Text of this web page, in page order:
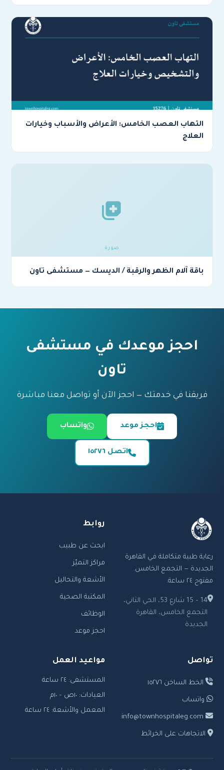
التهاب العصب الخامس: الأعراض والأسباب وخيارات
العلاج
باقة آلام الظهر والرقبة / الديسك — مستشفى تاون
احجز موعدك في مستشفى
تاون
فريقنا في خدمتك — احجز الآن أو تواصل معنا مباشرة
احجز موعد واتساب
اتصل ١٥٢٧٦
رعاية طبية متكاملة في القاهرة
الجديدة — التجمع الخامس.
مفتوح ٢٤ ساعة.
14 – 15 شارع 53، الحي الثاني،
التجمع الخامس، القاهرة
الجديدة
روابط
ابحث عن طبيب
مراكز التميّز
الأشعة والتحاليل
المكتبة الصحية
الوظائف
احجز موعد
تواصل
الخط الساخن ١٥٢٧٦
واتساب
الاتجاهات على الخرائط
مواعيد العمل
المستشفى: ٢٤ ساعة
العيادات: ١٠ص – ١٠م
المعمل والأشعة: ٢٤ ساعة